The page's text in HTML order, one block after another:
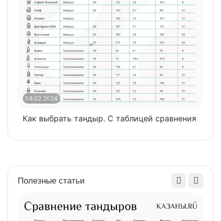
08.02.2024
Как выбрать тандыр. С таблицей сравнения
Полезные статьи